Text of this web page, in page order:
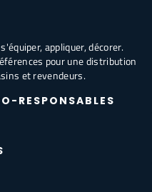
appliquer, décorer.
pour une distribution
et revendeurs.
RESPONSABLES